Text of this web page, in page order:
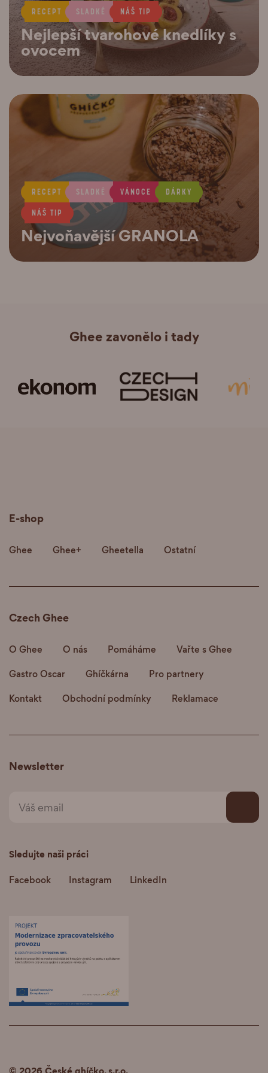
RECEPT SLADKÉ NÁŠ TIP
Nejlepší tvarohové knedlíky s
ovocem
RECEPT SLADKÉ VÁNOCE DÁRKY
NÁŠ TIP
Nejvoňavější GRANOLA
Ghee zavonělo i tady
Czech Ghee
O Ghee O nás Pomáháme
Vařte s Ghee
Gastro Oscar
Ghíčkárna
Pro partnery
Kontakt
Obchodní podmínky Reklamace
E-shop
Ghee Ghee+ Gheetella Ostatní
Newsletter
Sledujte naši práci
Facebook Instagram LinkedIn